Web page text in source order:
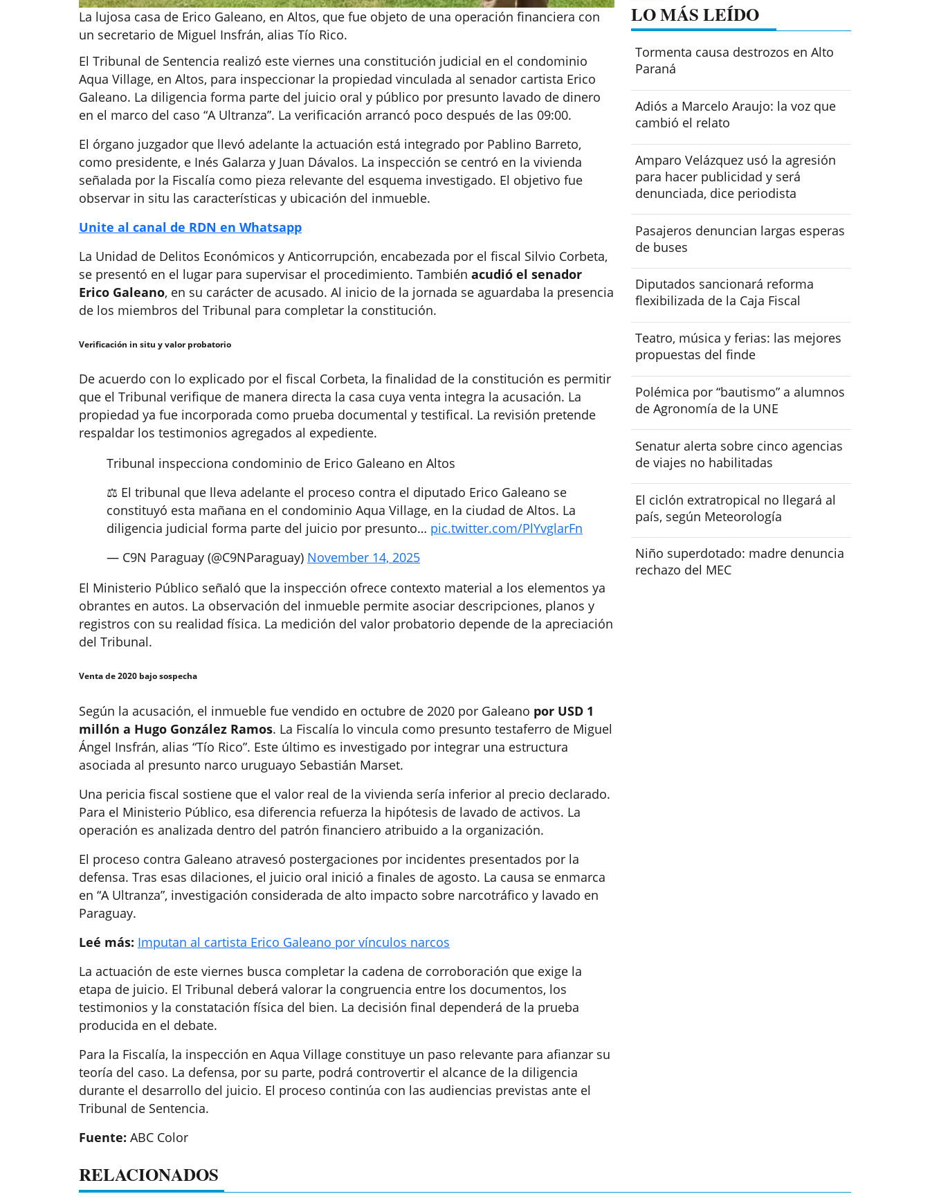
La lujosa casa de Erico Galeano, en Altos, que fue objeto de una operación financiera con
un secretario de Miguel Insfrán, alias Tío Rico.
El Tribunal de Sentencia realizó este viernes una constitución judicial en el condominio
Aqua Village, en Altos, para inspeccionar la propiedad vinculada al senador cartista Erico
Galeano. La diligencia forma parte del juicio oral y público por presunto lavado de dinero
en el marco del caso “A Ultranza”. La verificación arrancó poco después de las 09:00.
El órgano juzgador que llevó adelante la actuación está integrado por Pablino Barreto,
como presidente, e Inés Galarza y Juan Dávalos. La inspección se centró en la vivienda
señalada por la Fiscalía como pieza relevante del esquema investigado. El objetivo fue
observar in situ las características y ubicación del inmueble.
Unite al canal de RDN en Whatsapp
La Unidad de Delitos Económicos y Anticorrupción, encabezada por el fiscal Silvio Corbeta,
se presentó en el lugar para supervisar el procedimiento. También acudió el senador
Erico Galeano, en su carácter de acusado. Al inicio de la jornada se aguardaba la presencia
de los miembros del Tribunal para completar la constitución.
Verificación in situ y valor probatorio
De acuerdo con lo explicado por el fiscal Corbeta, la finalidad de la constitución es permitir
que el Tribunal verifique de manera directa la casa cuya venta integra la acusación. La
propiedad ya fue incorporada como prueba documental y testifical. La revisión pretende
respaldar los testimonios agregados al expediente.
Tribunal inspecciona condominio de Erico Galeano en Altos
⚖️️ El tribunal que lleva adelante el proceso contra el diputado Erico Galeano se
constituyó esta mañana en el condominio Aqua Village, en la ciudad de Altos. La
diligencia judicial forma parte del juicio por presunto… pic.twitter.com/PlYvglarFn
— C9N Paraguay (@C9NParaguay) November 14, 2025
El Ministerio Público señaló que la inspección ofrece contexto material a los elementos ya
obrantes en autos. La observación del inmueble permite asociar descripciones, planos y
registros con su realidad física. La medición del valor probatorio depende de la apreciación
del Tribunal.
Venta de 2020 bajo sospecha
Según la acusación, el inmueble fue vendido en octubre de 2020 por Galeano por USD 1
millón a Hugo González Ramos. La Fiscalía lo vincula como presunto testaferro de Miguel
Ángel Insfrán, alias “Tío Rico”. Este último es investigado por integrar una estructura
asociada al presunto narco uruguayo Sebastián Marset.
Una pericia fiscal sostiene que el valor real de la vivienda sería inferior al precio declarado.
Para el Ministerio Público, esa diferencia refuerza la hipótesis de lavado de activos. La
operación es analizada dentro del patrón financiero atribuido a la organización.
El proceso contra Galeano atravesó postergaciones por incidentes presentados por la
defensa. Tras esas dilaciones, el juicio oral inició a finales de agosto. La causa se enmarca
en “A Ultranza”, investigación considerada de alto impacto sobre narcotráfico y lavado en
Paraguay.
Leé más: Imputan al cartista Erico Galeano por vínculos narcos
La actuación de este viernes busca completar la cadena de corroboración que exige la
etapa de juicio. El Tribunal deberá valorar la congruencia entre los documentos, los
testimonios y la constatación física del bien. La decisión final dependerá de la prueba
producida en el debate.
Para la Fiscalía, la inspección en Aqua Village constituye un paso relevante para afianzar su
teoría del caso. La defensa, por su parte, podrá controvertir el alcance de la diligencia
durante el desarrollo del juicio. El proceso continúa con las audiencias previstas ante el
Tribunal de Sentencia.
Fuente: ABC Color
LO MÁS LEÍDO
Tormenta causa destrozos en Alto
Paraná
Adiós a Marcelo Araujo: la voz que
cambió el relato
Amparo Velázquez usó la agresión
para hacer publicidad y será
denunciada, dice periodista
Pasajeros denuncian largas esperas
de buses
Diputados sancionará reforma
flexibilizada de la Caja Fiscal
Teatro, música y ferias: las mejores
propuestas del finde
Polémica por “bautismo” a alumnos
de Agronomía de la UNE
Senatur alerta sobre cinco agencias
de viajes no habilitadas
El ciclón extratropical no llegará al
país, según Meteorología
Niño superdotado: madre denuncia
rechazo del MEC
RELACIONADOS